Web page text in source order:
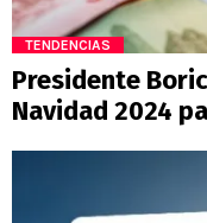
TENDENCIAS
Presidente
Navidad 2024